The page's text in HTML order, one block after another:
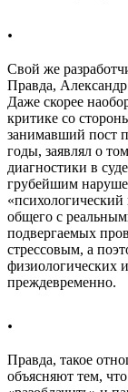
.
Свой же
Правда,
Даже скорее
критике со
занимавший пост
годы, заявлял о
диагностики в
грубейшим
общего с
подвергаемых
стрессовым, а
физиологических
преждевременно.
.
Правда, такое
объясняют тем,